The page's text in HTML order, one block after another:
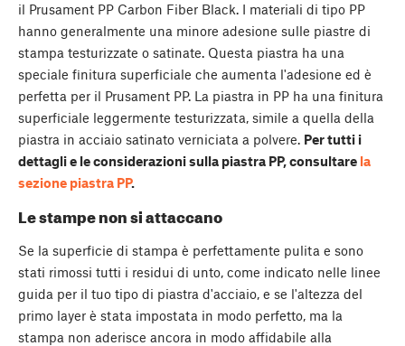
il Prusament PP Carbon Fiber Black. I materiali di tipo PP
hanno generalmente una minore adesione sulle piastre di
stampa testurizzate o satinate. Questa piastra ha una
speciale finitura superficiale che aumenta l'adesione ed è
perfetta per il Prusament PP. La piastra in PP ha una finitura
superficiale leggermente testurizzata, simile a quella della
piastra in acciaio satinato verniciata a polvere. Per tutti i
dettagli e le considerazioni sulla piastra PP, consultare la
sezione piastra PP.
Le stampe non si attaccano
Se la superficie di stampa è perfettamente pulita e sono
stati rimossi tutti i residui di unto, come indicato nelle linee
guida per il tuo tipo di piastra d'acciaio, e se l'altezza del
primo layer è stata impostata in modo perfetto, ma la
stampa non aderisce ancora in modo affidabile alla